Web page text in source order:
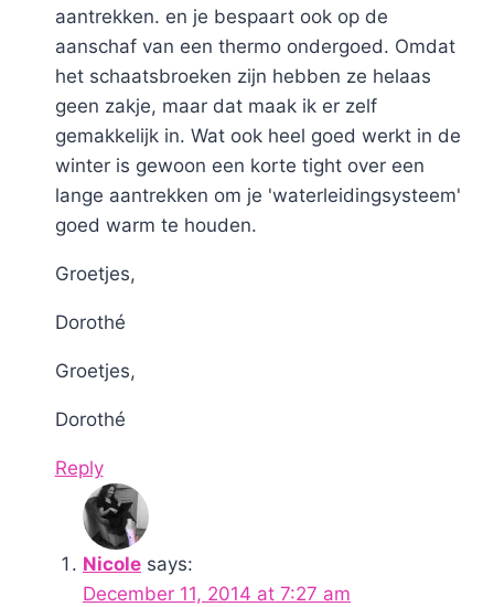
aantrekken. en je bespaart ook op de
aanschaf van een thermo ondergoed. Omdat
het schaatsbroeken zijn hebben ze helaas
geen zakje, maar dat maak ik er zelf
gemakkelijk in. Wat ook heel goed werkt in de
winter is gewoon een korte tight over een
lange aantrekken om je 'waterleidingsysteem'
goed warm te houden.
Groetjes,
Dorothé
Groetjes,
Dorothé
Reply
Nicole says:
December 11, 2014 at 7:27 am